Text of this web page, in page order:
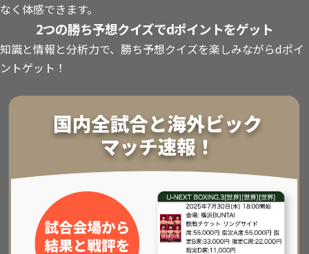
なく体感できます。
2つの勝ち予想クイズでdポイントをゲット
知識と情報と分析力で、勝ち予想クイズを楽しみながらdポイ
ントゲット！